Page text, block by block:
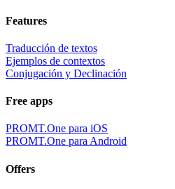
Features
Traducción de textos
Ejemplos de contextos
Conjugación y Declinación
Free apps
PROMT.One para iOS
PROMT.One para Android
Offers